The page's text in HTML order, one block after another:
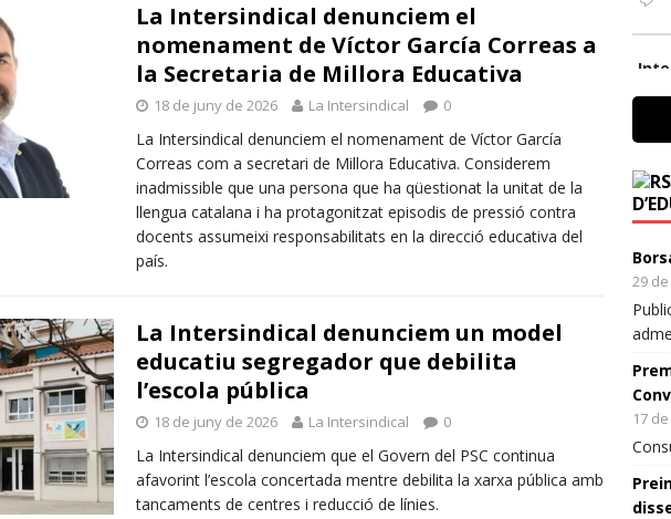
La Intersindical denunciem el
nomenament de Víctor García Correas a
la Secretaria de Millora Educativa
18 de juny de 2026 La Intersindical 0
La Intersindical denunciem el nomenament de Víctor García
Correas com a secretari de Millora Educativa. Considerem
inadmissible que una persona que ha qüestionat la unitat de la
llengua catalana i ha protagonitzat episodis de pressió contra
docents assumeixi responsabilitats en la direcció educativa del
país.
La Intersindical denunciem un model
educatiu segregador que debilita
l’escola pública
18 de juny de 2026 La Intersindical 0
La Intersindical denunciem que el Govern del PSC continua
afavorint l’escola concertada mentre debilita la xarxa pública amb
tancaments de centres i reducció de línies.
En
✍️
29
17